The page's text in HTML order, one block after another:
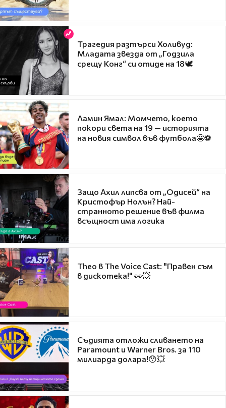
Трагедия разтърси Холивуд:
Младата звезда от „Годзила
срещу Конг“ си отиде на 18🕊️
Ламин Ямал: Момчето, което
покори света на 19 — историята
на новия символ във футбола🤩⚽
Защо Ахил липсва от „Одисей“ на
Кристофър Нолън? Най-
странното решение във филма
всъщност има логика
Theo в The Voice Cast: "Правен съм
в дискотека!" 👀💥
Съдията отложи сливането на
Paramount и Warner Bros. за 110
милиарда долара!😯💥